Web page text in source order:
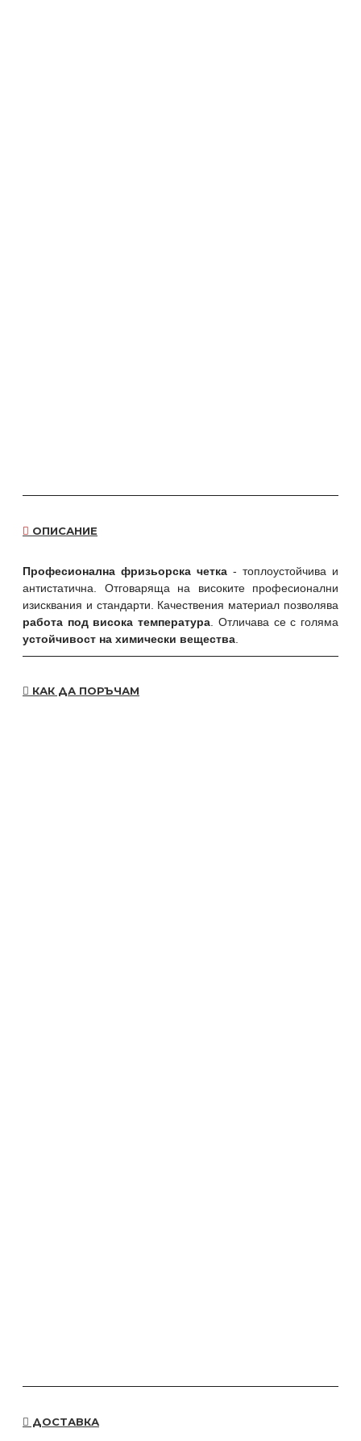
ОПИСАНИЕ
Професионална фризьорска четка - топлоустойчива и
антистатична. Отговаряща на високите професионални
изисквания и стандарти. Качествения материал позволява
работа под висока температура . Отличава се с голяма
устойчивост на химически вещества
КАК ДА ПОРЪЧАМ
ДОСТАВКА